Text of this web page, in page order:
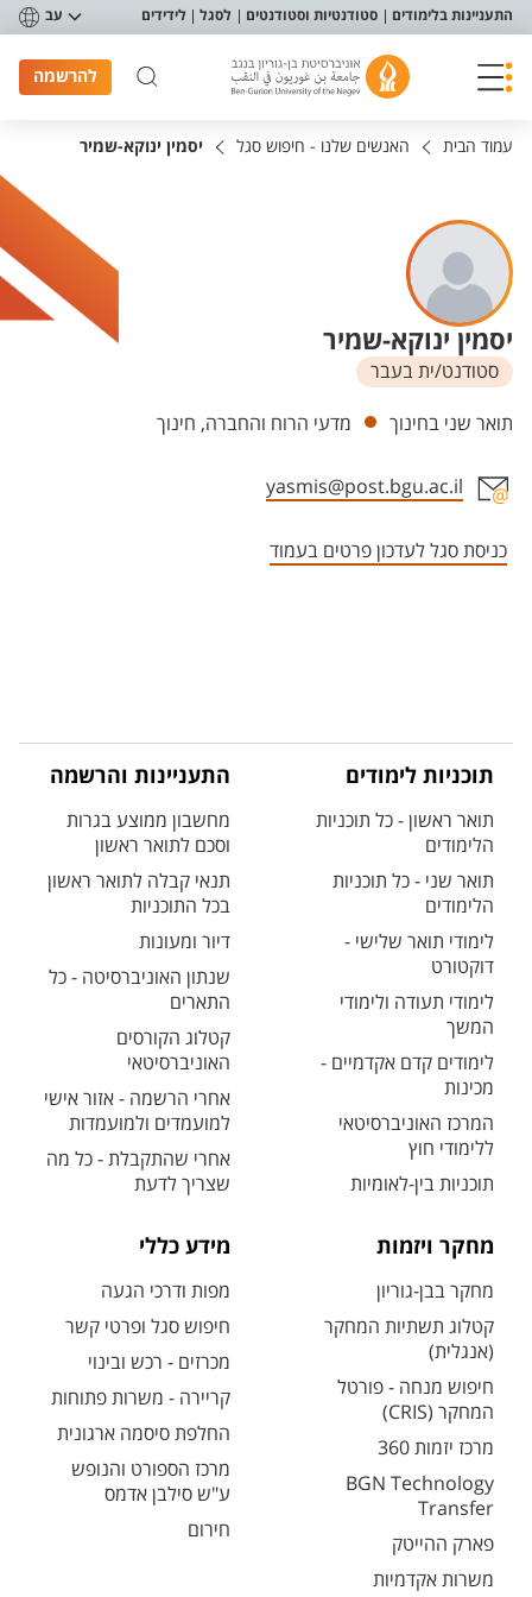
תפריט נגישות
התעניינות בלימודים סטודנטיות וסטודנטים לסגל לידידים עב
להרשמה
עמוד הבית האנשים שלנו - חיפוש סגל יסמין ינוקא-שמיר
יסמין ינוקא-שמיר
סטודנט/ית בעבר
יחידות
תואר שני בחינוך מדעי הרוח והחברה, חינוך
yasmis@post.bgu.ac.il
כניסת סגל לעדכון פרטים בעמוד
תוכניות לימודים
תואר ראשון - כל תוכניות
הלימודים
תואר שני - כל תוכניות
הלימודים
לימודי תואר שלישי -
דוקטורט
לימודי תעודה ולימודי
המשך
לימודים קדם אקדמיים -
מכינות
המרכז האוניברסיטאי
ללימודי חוץ
תוכניות בין-לאומיות
התעניינות והרשמה
מחשבון ממוצע בגרות
וסכם לתואר ראשון
תנאי קבלה לתואר ראשון
בכל התוכניות
דיור ומעונות
שנתון האוניברסיטה - כל
התארים
קטלוג הקורסים
האוניברסיטאי
אחרי הרשמה - אזור אישי
למועמדים ולמועמדות
אחרי שהתקבלת - כל מה
שצריך לדעת
מחקר ויזמות
מחקר בבן-גוריון
קטלוג תשתיות המחקר
(אנגלית)
חיפוש מנחה - פורטל
המחקר (CRIS)
מרכז יזמות 360
BGN Technology
Transfer
פארק ההייטק
משרות אקדמיות
מידע כללי
מפות ודרכי הגעה
חיפוש סגל ופרטי קשר
מכרזים - רכש ובינוי
קריירה - משרות פתוחות
החלפת סיסמה ארגונית
מרכז הספורט והנופש
ע"ש סילבן אדמס
חירום